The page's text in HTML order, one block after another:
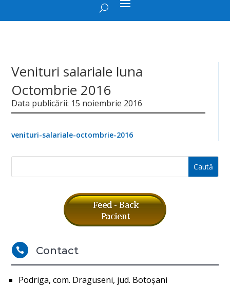
Venituri salariale luna
Octombrie 2016
Data publicării: 15 noiembrie 2016
venituri-salariale-octombrie-2016
 Contact
Podriga, com. Draguseni, jud. Botoşani